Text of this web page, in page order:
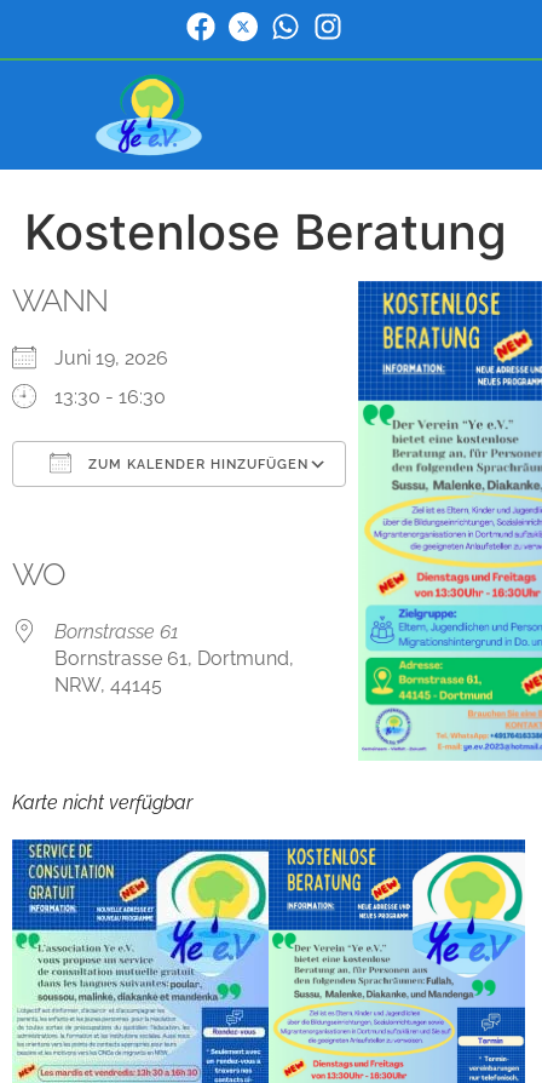
Kostenlose Beratung
WANN
Juni 19, 2026
13:30 - 16:30
ZUM KALENDER HINZUFÜGEN
Outlook Live
WO
Bornstrasse 61
Bornstrasse 61, Dortmund,
NRW, 44145
Karte nicht verfügbar